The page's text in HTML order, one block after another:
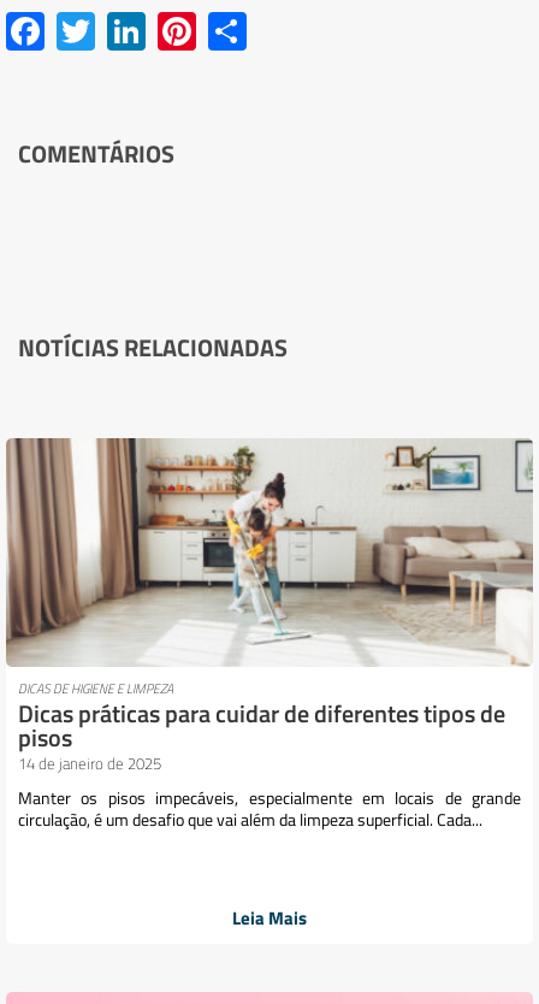
FacebookTwitter LinkedIn PinterestShare
COMENTÁRIOS
NOTÍCIAS RELACIONADAS
DICAS DE HIGIENE E LIMPEZA
Dicas práticas para cuidar de diferentes tipos de
pisos
14 de janeiro de 2025
Manter os pisos impecáveis, especialmente em locais de grande
circulação, é um desafio que vai além da limpeza superficial. Cada...
Leia Mais